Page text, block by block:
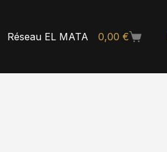
Réseau EL MATA 0,00 €